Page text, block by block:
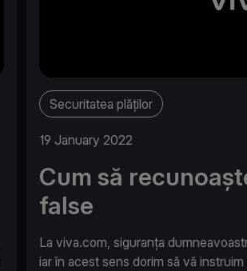
Securitatea plăților
19 January 2022
Cum să
false
La viva.com, siguranța
iar în acest sens dorim să vă